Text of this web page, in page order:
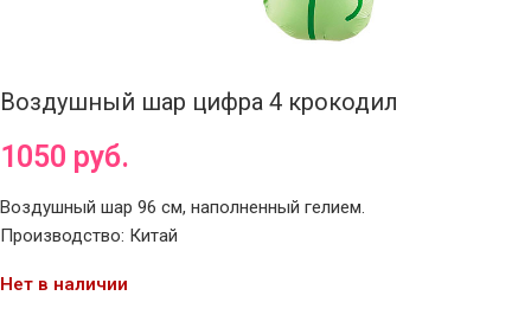
Воздушный шар цифра 4 крокодил
1050 руб.
Воздушный шар 96 см, наполненный гелием.
Производство: Китай
Нет в наличии